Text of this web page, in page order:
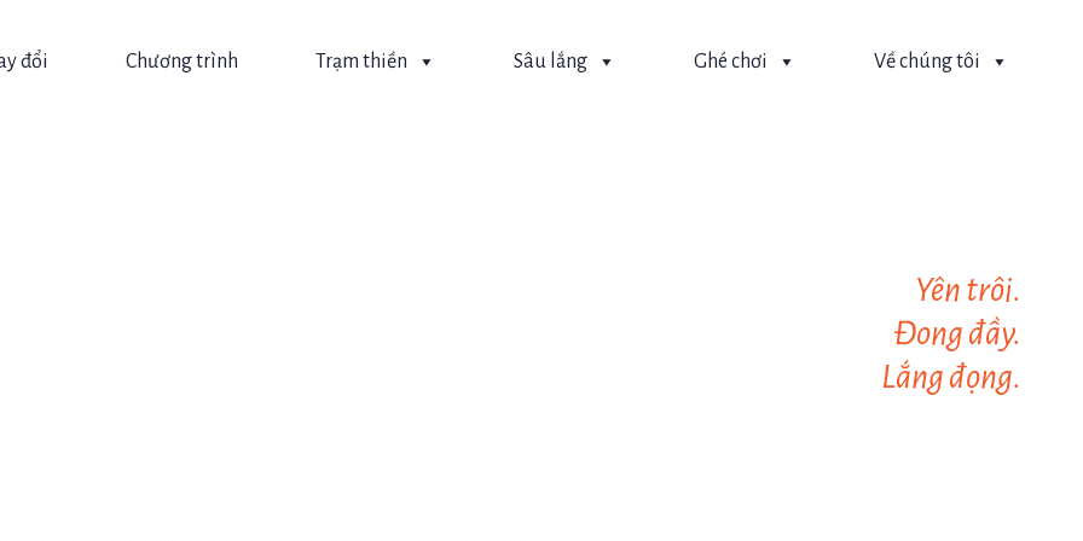
đổi Chương trình Trạm thiền Sâu lắng Ghé chơi Về chúng tôi
Yên trôi.
Đong đầy.
Lắng đọng.